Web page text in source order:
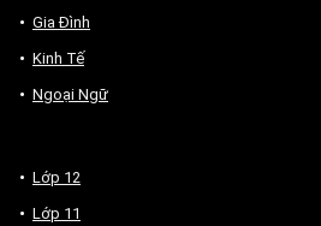
Gia Đình
Kinh Tế
Ngoại Ngữ
Lớp 12
Lớp 11